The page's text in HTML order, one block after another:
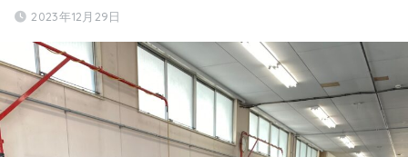
2023年12月29日